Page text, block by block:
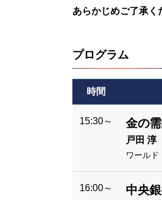
あらかじめご了承く
プログラム
時間
15:30～ 金の
戸田 淳
ワール
16:00～ 中央